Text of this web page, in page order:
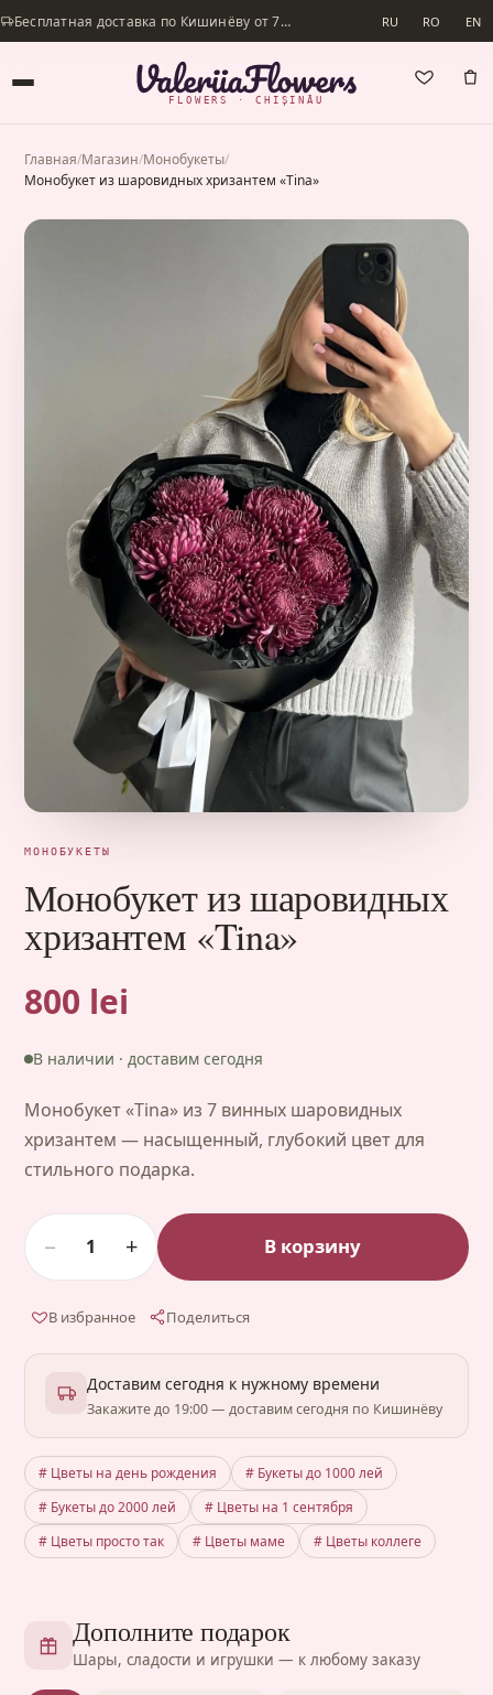
Бесплатная доставка по Кишинёву от 700 lei · Доставим в день заказа RU RO EN
FLOWERS · CHIȘINĂU
Главная/Магазин/Монобукеты/
Монобукет из шаровидных хризантем «Tina»
МОНОБУКЕТЫ
Монобукет из шаровидных
хризантем «Tina»
800 lei
В наличии · доставим сегодня
Монобукет «Tina» из 7 винных шаровидных
хризантем — насыщенный, глубокий цвет для
стильного подарка.
− 1 + В корзину
В избранное Поделиться
Доставим сегодня к нужному времени
Закажите до 19:00 — доставим сегодня по Кишинёву
# Цветы на день рождения
# Букеты до 1000 лей
# Букеты до 2000 лей
# Цветы на 1 сентября
# Цветы просто так
# Цветы маме # Цветы коллеге
Дополните подарок
Шары, сладости и игрушки — к любому заказу